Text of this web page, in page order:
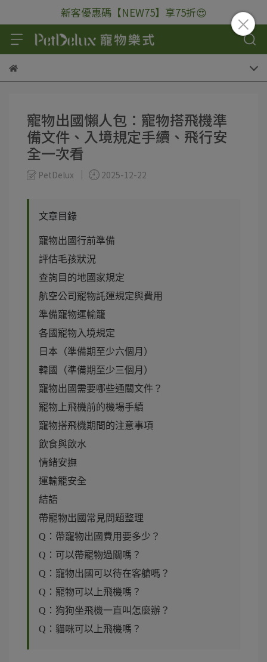
新客優惠碼【NEW75】享75折😍
寵物出國懶人包：寵物搭飛機準
備文件、入境規定手續、飛行安
全一次看
PetDelux 2025-12-22
文章目錄
寵物出國行前準備
評估毛孩狀況
查詢目的地國家規定
航空公司寵物託運規定與費用
準備寵物運輸籠
各國寵物入境規定
日本（準備期至少六個月）
韓國（準備期至少三個月）
寵物出國需要哪些通關文件？
寵物上飛機前的機場手續
寵物搭飛機期間的注意事項
飲食與飲水
情緒安撫
運輸籠安全
結語
帶寵物出國常見問題整理
Q：帶寵物出國費用要多少？
Q：可以帶寵物過關嗎？
Q：寵物出國可以待在客艙嗎？
Q：寵物可以上飛機嗎？
Q：狗狗坐飛機一直叫怎麼辦？
Q：貓咪可以上飛機嗎？